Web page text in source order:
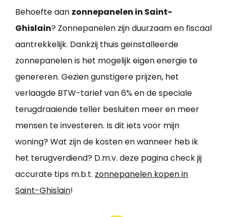
Behoefte aan zonnepanelen in Saint-
Ghislain? Zonnepanelen zijn duurzaam en fiscaal
aantrekkelijk. Dankzij thuis geïnstalleerde
zonnepanelen is het mogelijk eigen energie te
genereren. Gezien gunstigere prijzen, het
verlaagde BTW-tarief van 6% en de speciale
terugdraaiende teller besluiten meer en meer
mensen te investeren. Is dit iets voor mijn
woning? Wat zijn de kosten en wanneer heb ik
het terugverdiend? D.m.v. deze pagina check jij
accurate tips m.b.t. zonnepanelen kopen in
Saint-Ghislain!